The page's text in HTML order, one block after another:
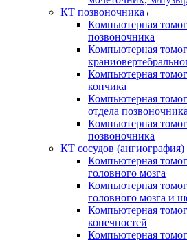
КТ позвоночника
Компьютерная
позвоночника
Компьютерная
Компьютерная
копчика
Компьютерная
отдела позвоночника
Компьютерная
позвоночника
КТ сосудов (ангиография)
Компьютерная
головного мозга
Компьютерная
головного мозга и
Компьютерная
конечностей
Компьютерная